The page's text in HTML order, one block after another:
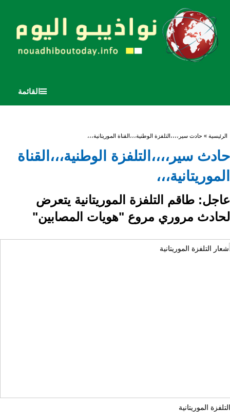
القائمة
أنت هنا
الرئيسية » حادث سير،،،،التلفزة الوطنية،،،القناة الموريتانية،،،
حادث سير،،،،التلفزة الوطنية،،،القناة
الموريتانية،،،
عاجل: طاقم التلفزة الموريتانية يتعرض
لحادث مروري مروع "هويات المصابين"
الموريتانية